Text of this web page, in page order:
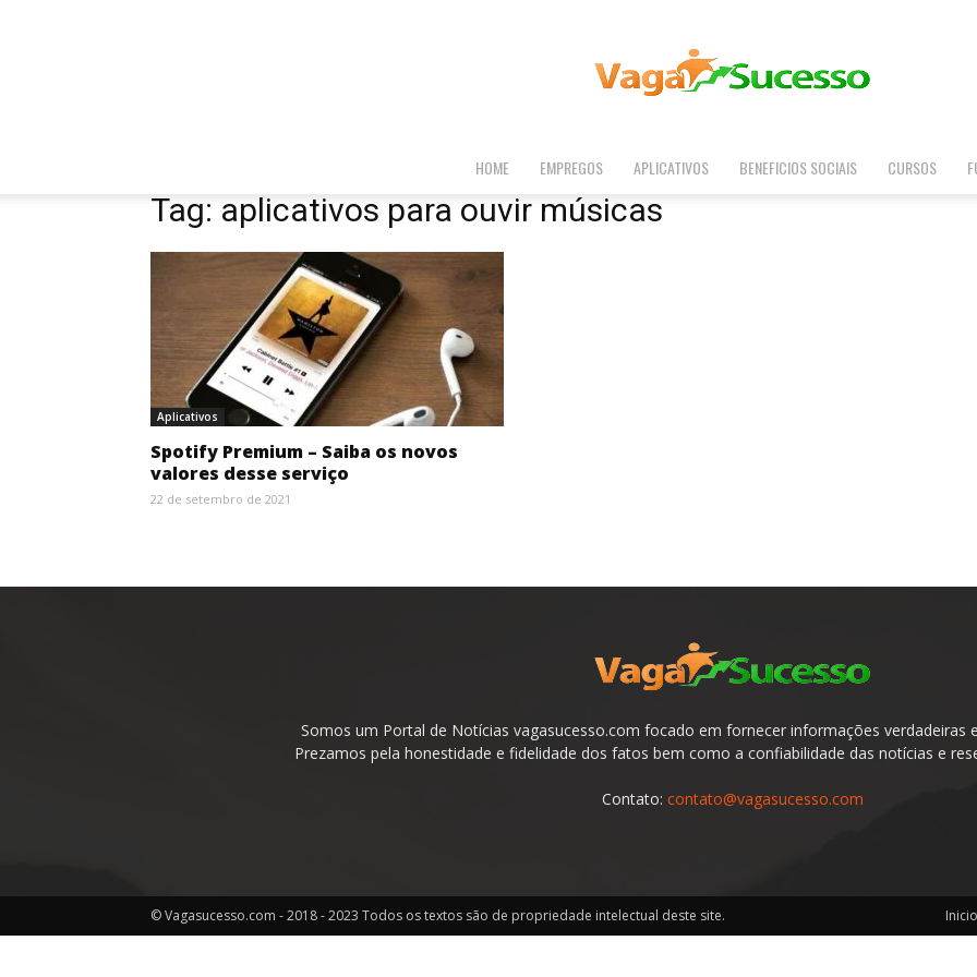
Vaga
HOME EMPREGOS APLICATIVOS BENEFICIOS SOCIAIS CURSOS
Tag: aplicativos para ouvir músicas
Aplicativos
Spotify Premium – Saiba os novos
valores desse serviço
22 de setembro de 2021
Somos um Portal de Notícias vagasucesso.com focado em fornecer informações verdadeiras
Prezamos pela honestidade e fidelidade dos fatos bem como a confiabilidade das notícias e
Contato: contato@vagasucesso.com
Inicio
© Vagasucesso.com - 2018 - 2023 Todos os textos são de propriedade intelectual deste site.